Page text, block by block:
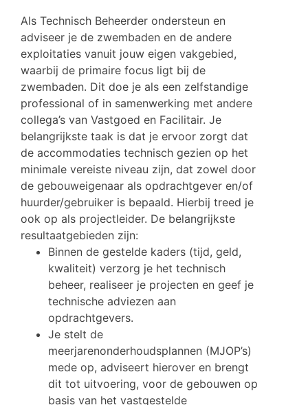
Als Technisch Beheerder ondersteun en
adviseer je de zwembaden en de andere
exploitaties vanuit jouw eigen vakgebied,
waarbij de primaire focus ligt bij de
zwembaden. Dit doe je als een zelfstandige
professional of in samenwerking met andere
collega’s van Vastgoed en Facilitair. Je
belangrijkste taak is dat je ervoor zorgt dat
de accommodaties technisch gezien op het
minimale vereiste niveau zijn, dat zowel door
de gebouweigenaar als opdrachtgever en/of
huurder/gebruiker is bepaald. Hierbij treed je
ook op als projectleider. De belangrijkste
resultaatgebieden zijn:
Binnen de gestelde kaders (tijd, geld,
kwaliteit) verzorg je het technisch
beheer, realiseer je projecten en geef je
technische adviezen aan
opdrachtgevers.
Je stelt de
meerjarenonderhoudsplannen (MJOP’s)
mede op, adviseert hierover en brengt
dit tot uitvoering, voor de gebouwen op
basis van het vastgestelde